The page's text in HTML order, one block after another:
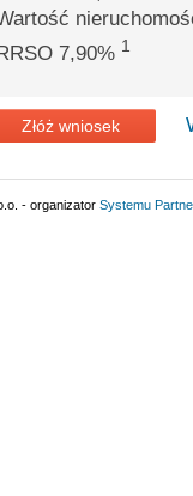
7,90% 1
Złóż wniosek
- organizator Systemu